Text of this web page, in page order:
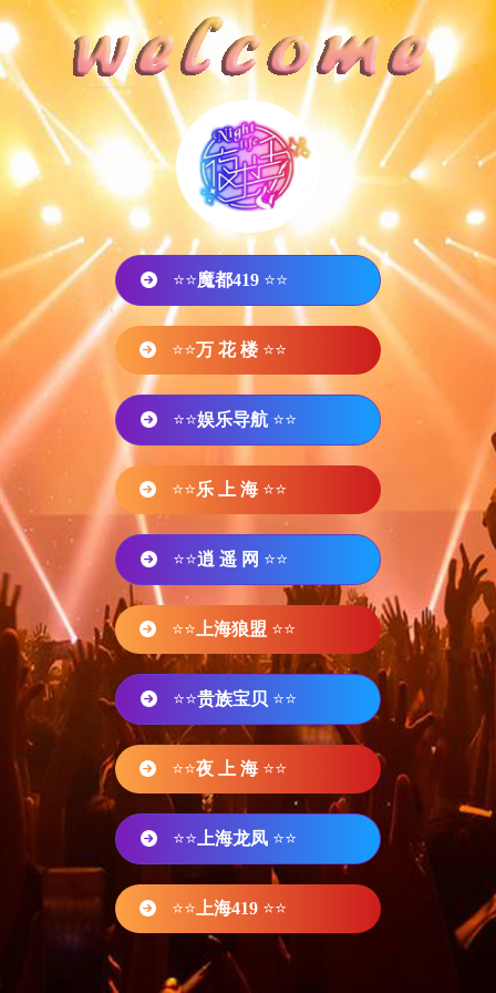
⭐⭐魔都419 ⭐⭐
⭐⭐万 花 楼 ⭐⭐
⭐⭐娱乐导航 ⭐⭐
⭐⭐乐 上 海 ⭐⭐
⭐⭐逍 遥 网 ⭐⭐
⭐⭐ 上海狼盟 ⭐⭐
⭐⭐贵族宝贝 ⭐⭐
⭐⭐夜 上 海 ⭐⭐
⭐⭐ 上海龙凤 ⭐⭐
⭐⭐ 上海419 ⭐⭐